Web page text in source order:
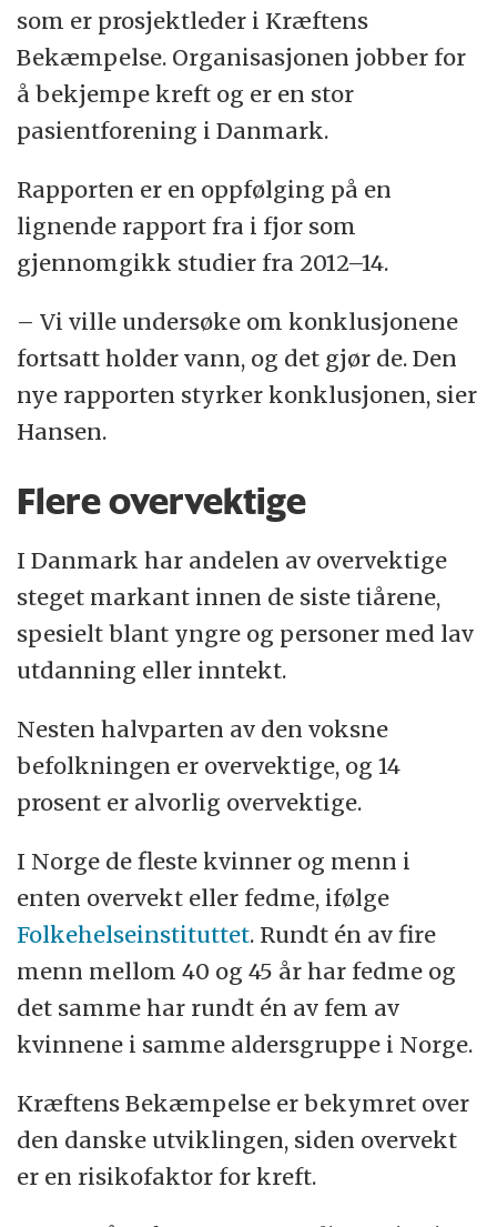
som er prosjektleder i Kræftens
Bekæmpelse. Organisasjonen jobber for
å bekjempe kreft og er en stor
pasientforening i Danmark.
Rapporten er en oppfølging på en
lignende rapport fra i fjor som
gjennomgikk studier fra 2012–14.
– Vi ville undersøke om konklusjonene
fortsatt holder vann, og det gjør de. Den
nye rapporten styrker konklusjonen, sier
Hansen.
Flere overvektige
I Danmark har andelen av overvektige
steget markant innen de siste tiårene,
spesielt blant yngre og personer med lav
utdanning eller inntekt.
Nesten halvparten av den voksne
befolkningen er overvektige, og 14
prosent er alvorlig overvektige.
I Norge de fleste kvinner og menn i
enten overvekt eller fedme, ifølge
Folkehelseinstituttet. Rundt én av fire
menn mellom 40 og 45 år har fedme og
det samme har rundt én av fem av
kvinnene i samme aldersgruppe i Norge.
Kræftens Bekæmpelse er bekymret over
den danske utviklingen, siden overvekt
er en risikofaktor for kreft.